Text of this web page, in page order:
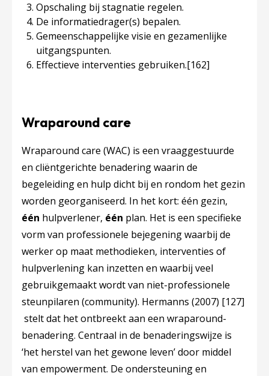
Opschaling bij stagnatie regelen.
De informatiedrager(s) bepalen.
Gemeenschappelijke visie en gezamenlijke
uitgangspunten.
Effectieve interventies gebruiken.[162]
Wraparound care
Wraparound care (WAC) is een vraaggestuurde
en cliëntgerichte benadering waarin de
begeleiding en hulp dicht bij en rondom het gezin
worden georganiseerd. In het kort: één gezin,
één hulpverlener, één plan. Het is een specifieke
vorm van professionele bejegening waarbij de
werker op maat methodieken, interventies of
hulpverlening kan inzetten en waarbij veel
gebruikgemaakt wordt van niet-professionele
steunpilaren (community). Hermanns (2007) [127]
stelt dat het ontbreekt aan een wraparound-
benadering. Centraal in de benaderingswijze is
‘het herstel van het gewone leven’ door middel
van empowerment. De ondersteuning en